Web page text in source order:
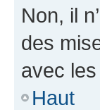
Non, il
des
avec
Haut